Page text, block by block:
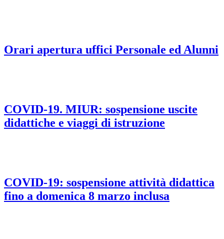
Orari apertura uffici Personale ed Alunni
COVID-19. MIUR: sospensione uscite
didattiche e viaggi di istruzione
COVID-19: sospensione attività didattica
fino a domenica 8 marzo inclusa